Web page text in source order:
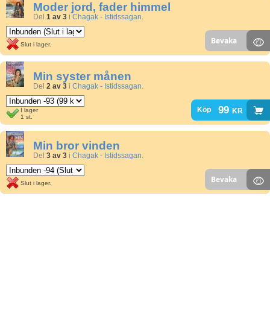
Moder jord, fader himmel
Del 1 av 3 i Chagak - Istidssagan.
Slut i lager. Bevaka
Min syster månen
Del 2 av 3 i Chagak - Istidssagan.
I lager
1 st.
Köp 99 kr
Min bror vinden
Del 3 av 3 i Chagak - Istidssagan.
Slut i lager. Bevaka